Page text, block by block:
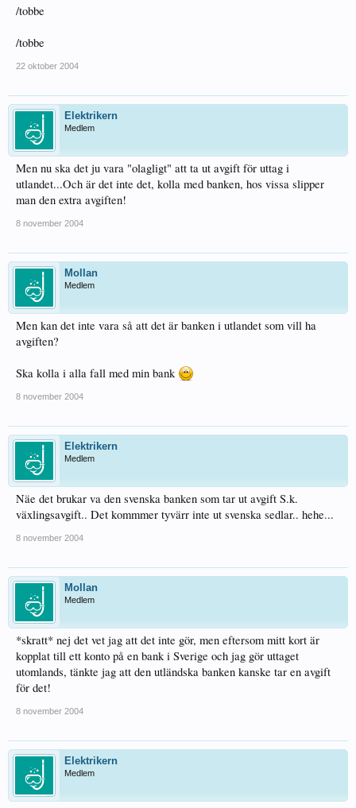
/tobbe
/tobbe
22 oktober 2004
Elektrikern
Medlem
Men nu ska det ju vara "olagligt" att ta ut avgift för uttag i
utlandet...Och är det inte det, kolla med banken, hos vissa slipper
man den extra avgiften!
8 november 2004
Mollan
Medlem
Men kan det inte vara så att det är banken i utlandet som vill ha
avgiften?
Ska kolla i alla fall med min bank
8 november 2004
Elektrikern
Medlem
Näe det brukar va den svenska banken som tar ut avgift S.k.
växlingsavgift.. Det kommmer tyvärr inte ut svenska sedlar.. hehe...
8 november 2004
Mollan
Medlem
*skratt* nej det vet jag att det inte gör, men eftersom mitt kort är
kopplat till ett konto på en bank i Sverige och jag gör uttaget
utomlands, tänkte jag att den utländska banken kanske tar en avgift
för det!
8 november 2004
Elektrikern
Medlem